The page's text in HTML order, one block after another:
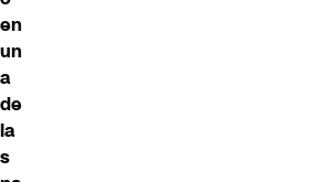
en
un
a
de
la
s